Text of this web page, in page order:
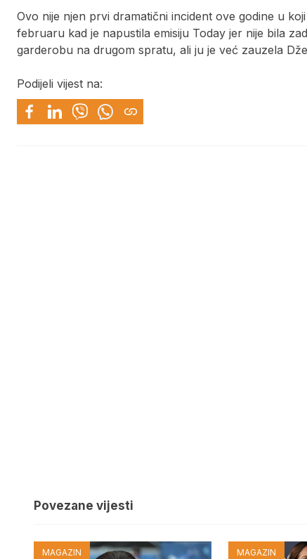
Ovo nije njen prvi dramatični incident ove godine u
februaru kad je napustila emisiju Today jer nije bila
garderobu na drugom spratu, ali ju je već zauzela
Podijeli vijest na:
Povezane vijesti
MAGAZIN MAGAZIN